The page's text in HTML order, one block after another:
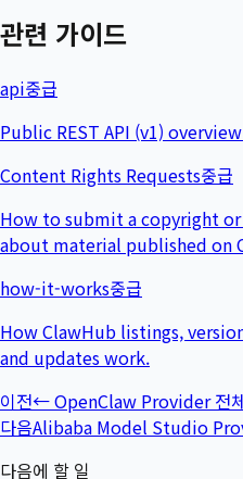
관련 가이드
api중급
Public REST API (v1)
Content Rights Requests중급
How to submit a copyright
about material published on
how-it-works중급
How ClawHub listings,
and updates work.
이전←OpenClaw Provider 전
다음Alibaba Model Studio
다음에 할 일